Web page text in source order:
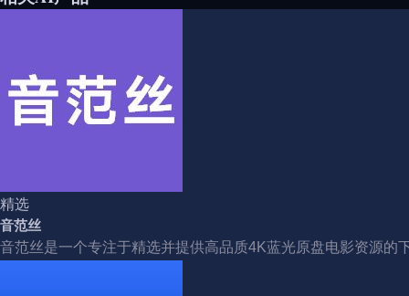
精选
音范丝
音范丝是一个专注于精选并提供高品质4K蓝光原盘电影资源的